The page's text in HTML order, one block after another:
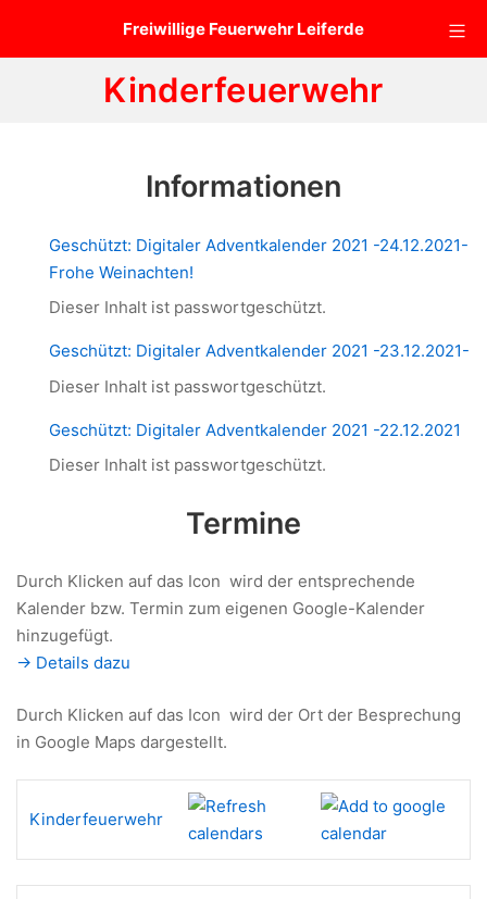
Freiwillige Feuerwehr Leiferde
Kinderfeuerwehr
Informationen
Geschützt: Digitaler Adventkalender 2021 -24.12.2021-
Frohe Weinachten!
Dieser Inhalt ist passwortgeschützt.
Geschützt: Digitaler Adventkalender 2021 -23.12.2021-
Dieser Inhalt ist passwortgeschützt.
Geschützt: Digitaler Adventkalender 2021 -22.12.2021
Dieser Inhalt ist passwortgeschützt.
Termine
Durch Klicken auf das Icon wird der entsprechende
Kalender bzw. Termin zum eigenen Google-Kalender
hinzugefügt.
-> Details dazu
Durch Klicken auf das Icon wird der Ort der Besprechung
in Google Maps dargestellt.
Kinderfeuerwehr